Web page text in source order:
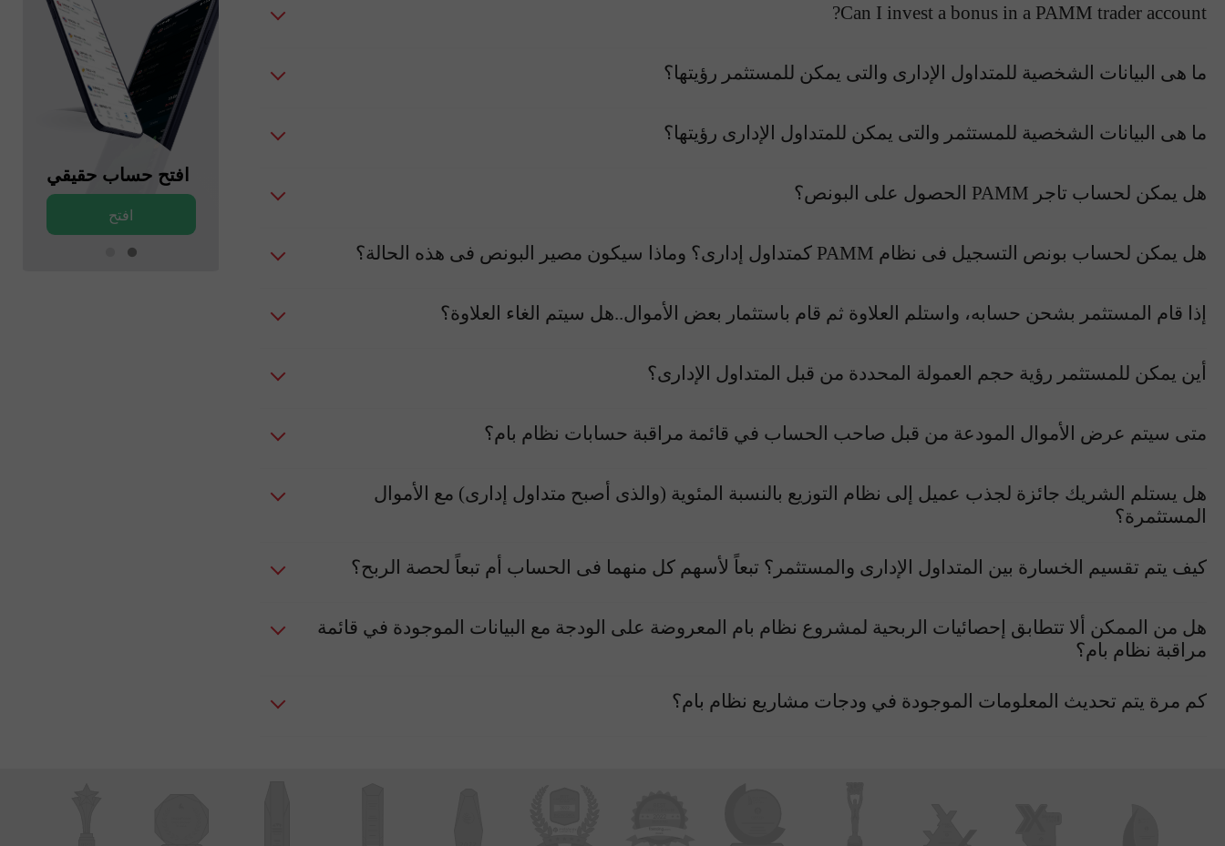
Can I invest a bonus in a PAMM trader account?
ما هى البيانات الشخصية للمتداول الإدارى والتى يمكن للمستثمر رؤيتها؟
ما هى البيانات الشخصية للمستثمر والتى يمكن للمتداول الإدارى رؤيتها؟
هل يمكن لحساب تاجر PAMM الحصول على البونص؟
هل يمكن لحساب بونص التسجيل فى نظام PAMM كمتداول إدارى؟ وماذا سيكون مصير البونص فى هذه الحالة؟
إذا قام المستثمر بشحن حسابه، واستلم العلاوة ثم قام باستثمار بعض الأموال..هل سيتم الغاء العلاوة؟
أين يمكن للمستثمر رؤية حجم العمولة المحددة من قبل المتداول الإدارى؟
متى سيتم عرض الأموال المودعة من قبل صاحب الحساب في قائمة مراقبة حسابات نظام بام؟
هل يستلم الشريك جائزة لجذب عميل إلى نظام التوزيع بالنسبة المئوية (والذى أصبح متداول إدارى) مع الأموال
المستثمرة؟
كيف يتم تقسيم الخسارة بين المتداول الإدارى والمستثمر؟ تبعاً لأسهم كل منهما فى الحساب أم تبعاً لحصة الربح؟
هل من الممكن ألا تتطابق إحصائيات الربحية لمشروع نظام بام المعروضة على الودجة مع البيانات الموجودة في قائمة
مراقبة نظام بام؟
كم مرة يتم تحديث المعلومات الموجودة في ودجات مشاريع نظام بام؟
افتح حساب حقيقي
افتح